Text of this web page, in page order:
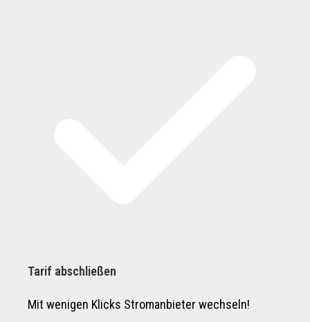
Tarif abschließen
Mit wenigen Klicks Stromanbieter wechseln!